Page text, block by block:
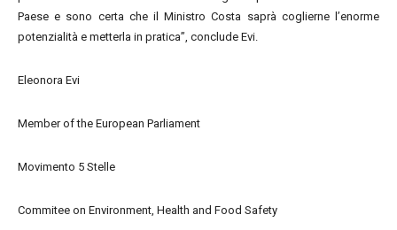
Paese e sono certa che il Ministro Costa saprà coglierne l’enorme
potenzialità e metterla in pratica”, conclude Evi.
Eleonora Evi
Member of the European Parliament
Movimento 5 Stelle
Commitee on Environment, Health and Food Safety